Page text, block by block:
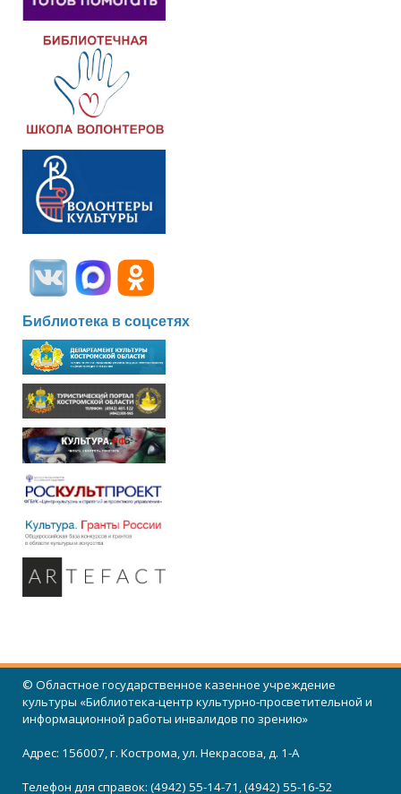
Библиотека в соцсетях
© Областное государственное казенное учреждение
культуры «Библиотека-центр культурно-просветительной и
информационной работы инвалидов по зрению»
Адрес: 156007, г. Кострома, ул. Некрасова, д. 1-А
Телефон для справок: (4942) 55-14-71, (4942) 55-16-52